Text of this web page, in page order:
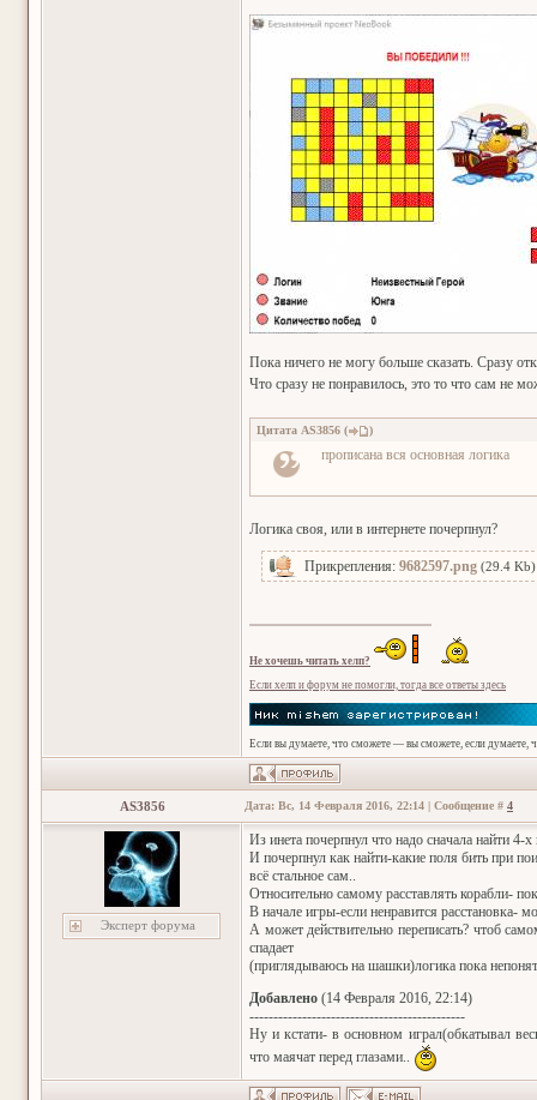
Пока ничего не могу больше сказать. Сразу
Что сразу не понравилось, это то что сам не
Цитата AS3856 ( )
прописана вся основная логика
Логика своя, или в интернете почерпнул?
Прикрепления: 9682597.png (29.4 Kb)
Не хочешь читать хелп?
Если хелп и форум не помогли, тогда все ответы здесь
Если вы думаете, что сможете — вы сможете, если думаете,
AS3856 Дата: Вс, 14 Февраля 2016, 22:14 | Сообщение # 4
Эксперт форума
Из инета почерпнул что надо сначала найти
И почерпнул как найти-какие поля бить при
всё стальное сам..
Относительно самому расставлять корабли-
В начале игры-если ненравится расстановка-
А может действительно переписать? чтоб
спадает
(приглядываюсь на шашки)логика пока
Добавлено (14 Февраля 2016, 22:14)
---------------------------------------------
Ну и кстати- в основном играл(обкатывал
что маячат перед глазами..